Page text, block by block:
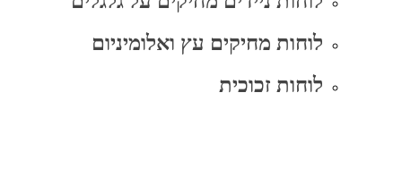
לוחות מחיקים עץ ואלומיניום
לוחות זכוכית